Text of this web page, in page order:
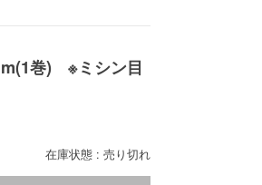
巻) ※ミシン目
在庫状態 : 売り切れ